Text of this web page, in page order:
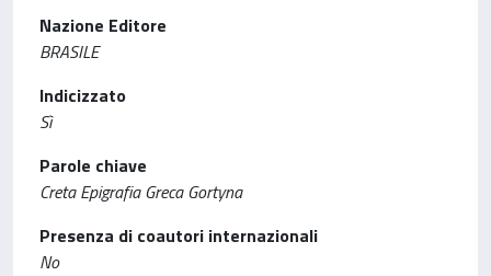
Nazione Editore
BRASILE
Indicizzato
Sì
Parole chiave
Creta Epigrafia Greca Gortyna
Presenza di coautori internazionali
No